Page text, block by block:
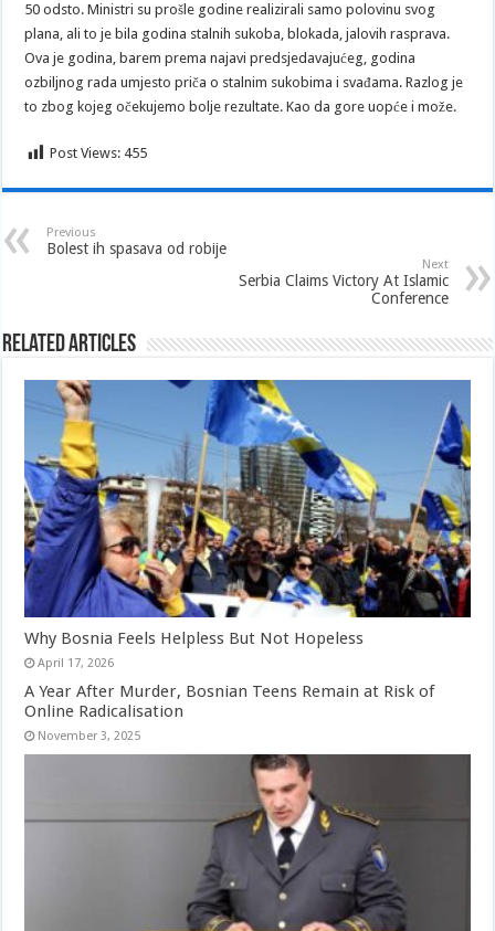
50 odsto. Ministri su prošle godine realizirali samo polovinu svog
plana, ali to je bila godina stalnih sukoba, blokada, jalovih rasprava.
Ova je godina, barem prema najavi predsjedavajućeg, godina
ozbiljnog rada umjesto priča o stalnim sukobima i svađama. Razlog je
to zbog kojeg očekujemo bolje rezultate. Kao da gore uopće i može.
Post Views: 455
Previous
Bolest ih spasava od robije
Next
Serbia Claims Victory At Islamic
Conference
Related Articles
Why Bosnia Feels Helpless But Not Hopeless
April 17, 2026
A Year After Murder, Bosnian Teens Remain at Risk of
Online Radicalisation
November 3, 2025